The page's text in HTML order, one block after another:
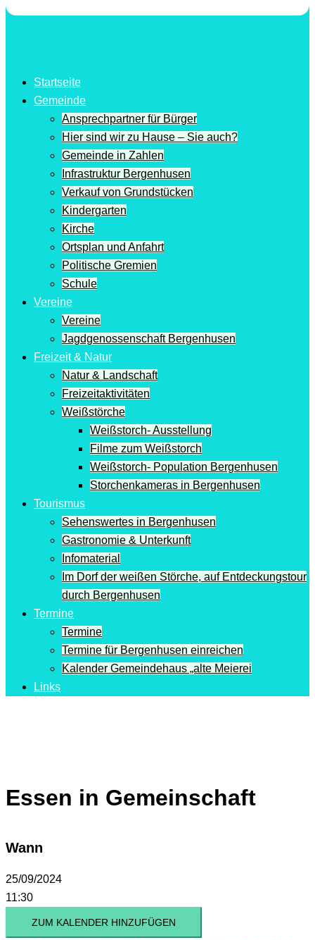
Startseite
Gemeinde
Ansprechpartner für Bürger
Hier sind wir zu Hause – Sie auch?
Gemeinde in Zahlen
Infrastruktur Bergenhusen
Verkauf von Grundstücken
Kindergarten
Kirche
Ortsplan und Anfahrt
Politische Gremien
Schule
Vereine
Vereine
Jagdgenossenschaft Bergenhusen
Freizeit & Natur
Natur & Landschaft
Freizeitaktivitäten
Weißstörche
Weißstorch- Ausstellung
Filme zum Weißstorch
Weißstorch- Population Bergenhusen
Storchenkameras in Bergenhusen
Tourismus
Sehenswertes in Bergenhusen
Gastronomie & Unterkunft
Infomaterial
Im Dorf der weißen Störche, auf Entdeckungstour
durch Bergenhusen
Termine
Termine
Termine für Bergenhusen einreichen
Kalender Gemeindehaus „alte Meierei
Links
Essen in Gemeinschaft
Wann
25/09/2024
11:30
ZUM KALENDER HINZUFÜGEN